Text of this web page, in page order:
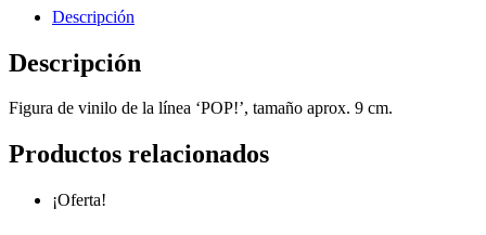
Descripción
Descripción
Figura de vinilo de la línea ‘POP!’, tamaño aprox. 9 cm.
Productos relacionados
¡Oferta!